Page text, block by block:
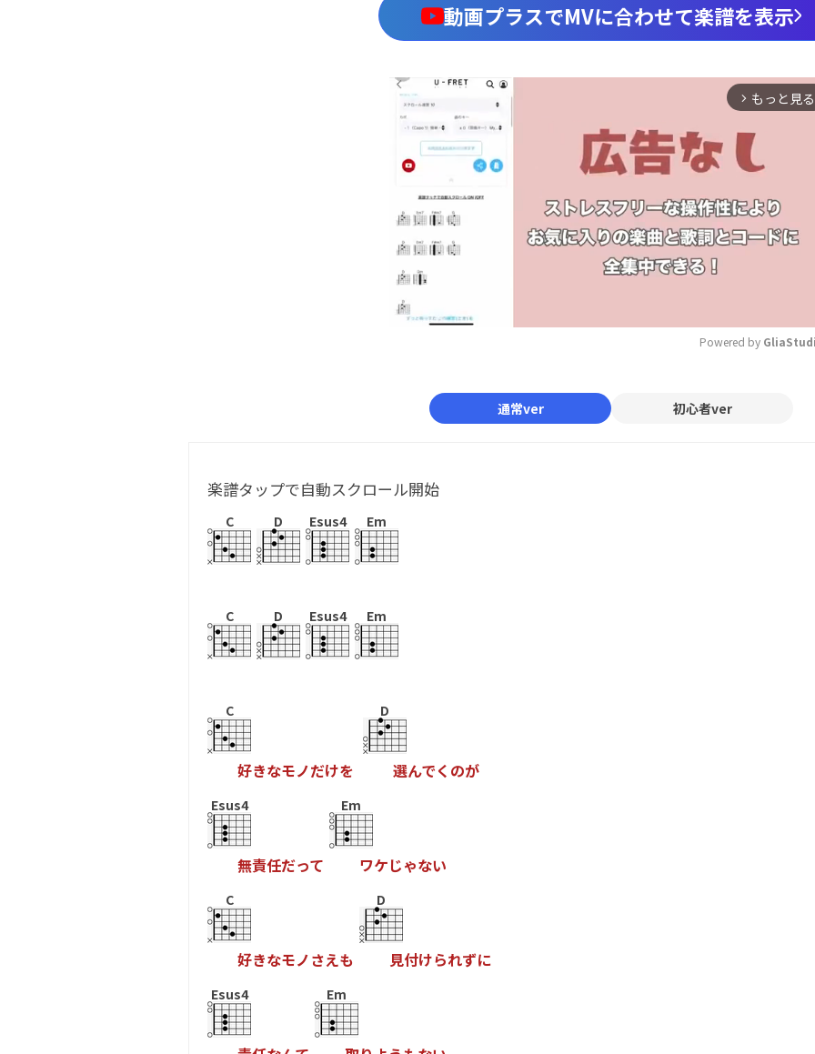
動画プラスでMVに合わせて楽譜を表示
arrow_forward_ios もっと見る
Powered by
通常ver 初心者ver
楽譜タップで自動スクロール開始
C D Esus4 Em
C D Esus4 Em
C
好きなモノだけを
D
選んでく のが
Esus4
無責任だって
Em
ワケじゃない
C
好きなモノさえも
D
見付けられずに
Esus4 Em